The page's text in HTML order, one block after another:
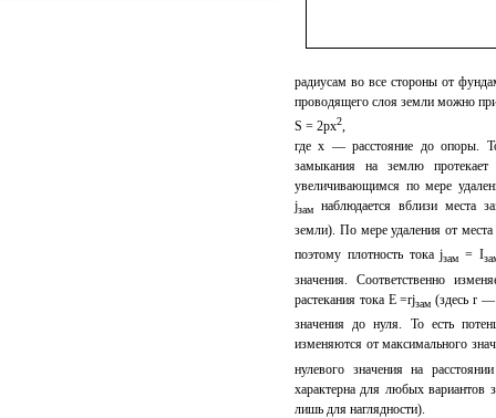
радиусам во все стороны от
проводящего слоя земли можно
S = 2px2,
где x — расстояние до опоры.
замыкания на землю
увеличивающимся по мере
jзам
наблюдается вблизи места
земли). По мере удаления от
поэтому плотность тока jзам = I
значения. Соответственно
растекания тока E =rjзам (здесьr —
значения до нуля. То есть
изменяются от максимального
нулевого значения на
характерна для любых
лишь для наглядности).